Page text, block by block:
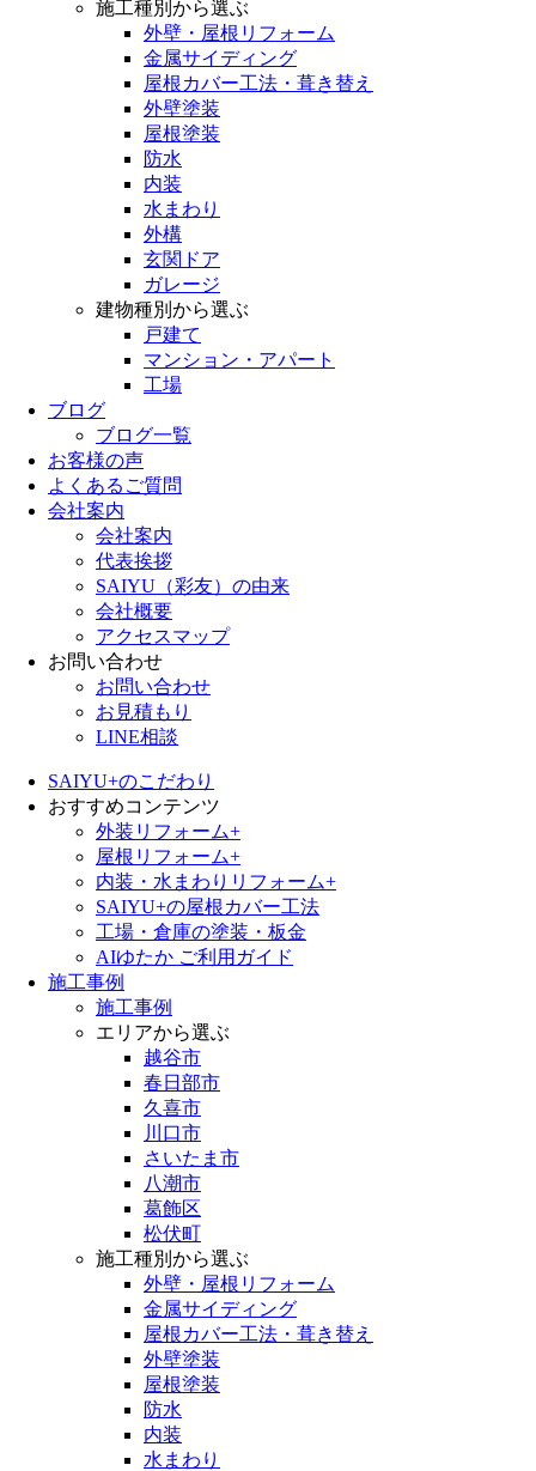
施工種別から選ぶ
外壁・屋根リフォーム
金属サイディング
屋根カバー工法・葺き替え
外壁塗装
屋根塗装
防水
内装
水まわり
外構
玄関ドア
ガレージ
建物種別から選ぶ
戸建て
マンション・アパート
工場
ブログ
ブログ一覧
お客様の声
よくあるご質問
会社案内
会社案内
代表挨拶
SAIYU（彩友）の由来
会社概要
アクセスマップ
お問い合わせ
お問い合わせ
お見積もり
LINE相談
SAIYU+のこだわり
おすすめコンテンツ
外装リフォーム+
屋根リフォーム+
内装・水まわりリフォーム+
SAIYU+の屋根カバー工法
工場・倉庫の塗装・板金
AIゆたか ご利用ガイド
施工事例
施工事例
エリアから選ぶ
越谷市
春日部市
久喜市
川口市
さいたま市
八潮市
葛飾区
松伏町
施工種別から選ぶ
外壁・屋根リフォーム
金属サイディング
屋根カバー工法・葺き替え
外壁塗装
屋根塗装
防水
内装
水まわり